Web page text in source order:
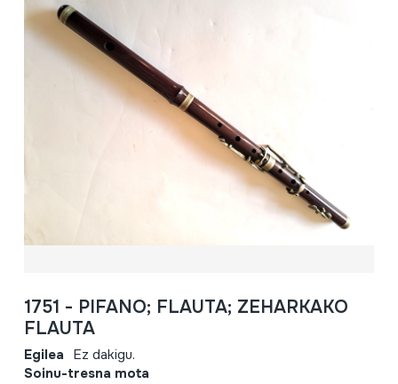
1751 - PIFANO; FLAUTA; ZEHARKAKO
FLAUTA
Egilea Ez dakigu.
Soinu-tresna mota